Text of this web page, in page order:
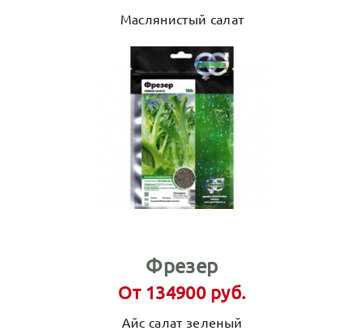
Маслянистый салат
Фрезер
От 134900 руб.
Айс салат зеленый